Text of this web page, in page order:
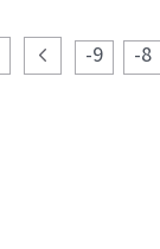
-9 -8